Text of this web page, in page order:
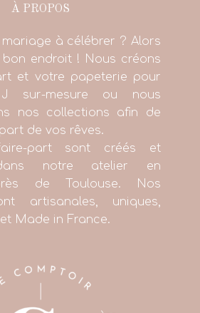
À PROPOS
mariage à célébrer ? Alors
endroit ! Nous créons
et votre papeterie pour
sur-mesure ou nous
nos collections afin de
de vos rêves.
part sont créés et
notre atelier en
de Toulouse. Nos
artisanales, uniques,
Made in France.